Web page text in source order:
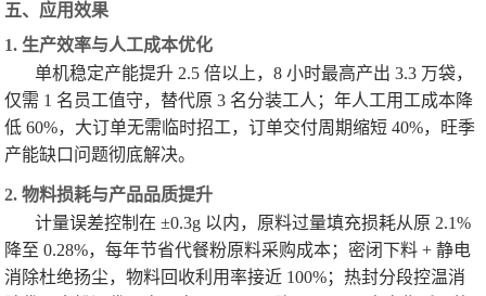
五、应用效果
1. 生产效率与人工成本优化
单机稳定产能提升 2.5 倍以上，8 小时最高产出 3.3 万袋，
仅需 1 名员工值守，替代原 3 名分装工人；年人工用工成本降
低 60%，大订单无需临时招工，订单交付周期缩短 40%，旺季
产能缺口问题彻底解决。
2. 物料损耗与产品品质提升
计量误差控制在 ±0.3g 以内，原料过量填充损耗从原 2.1%
降至 0.28%，每年节省代餐粉原料采购成本；密闭下料 + 静电
消除杜绝扬尘，物料回收利用率接近 100%；热封分段控温消